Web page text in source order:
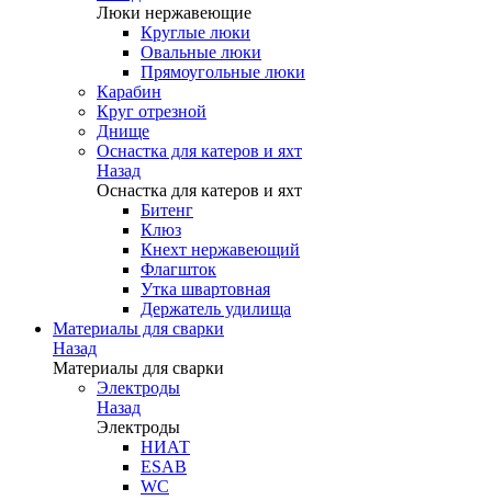
Люки нержавеющие
Круглые люки
Овальные люки
Прямоугольные люки
Карабин
Круг отрезной
Днище
Оснастка для катеров и яхт
Назад
Оснастка для катеров и яхт
Битенг
Клюз
Кнехт нержавеющий
Флагшток
Утка швартовная
Держатель удилища
Материалы для сварки
Назад
Материалы для сварки
Электроды
Назад
Электроды
НИАТ
ESAB
WC